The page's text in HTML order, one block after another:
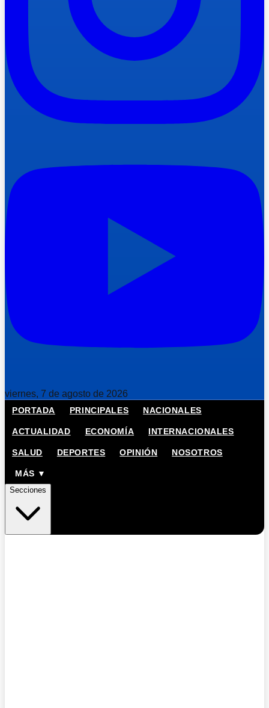
viernes, 7 de agosto de 2026
PORTADA PRINCIPALES NACIONALES
ACTUALIDAD ECONOMÍA INTERNACIONALES
SALUD DEPORTES OPINIÓN NOSOTROS
MÁS ▼
Secciones